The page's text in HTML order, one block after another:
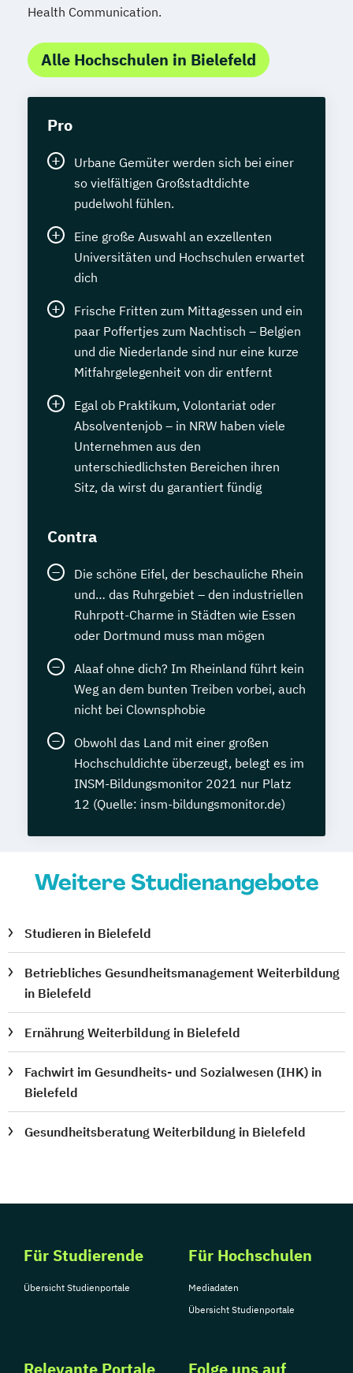
Health Communication.
Alle Hochschulen in Bielefeld
Pro
Urbane Gemüter werden sich bei einer
so vielfältigen Großstadtdichte
pudelwohl fühlen.
Eine große Auswahl an exzellenten
Universitäten und Hochschulen erwartet
dich
Frische Fritten zum Mittagessen und ein
paar Poffertjes zum Nachtisch – Belgien
und die Niederlande sind nur eine kurze
Mitfahrgelegenheit von dir entfernt
Egal ob Praktikum, Volontariat oder
Absolventenjob – in NRW haben viele
Unternehmen aus den
unterschiedlichsten Bereichen ihren
Sitz, da wirst du garantiert fündig
Contra
Die schöne Eifel, der beschauliche Rhein
und… das Ruhrgebiet – den industriellen
Ruhrpott-Charme in Städten wie Essen
oder Dortmund muss man mögen
Alaaf ohne dich? Im Rheinland führt kein
Weg an dem bunten Treiben vorbei, auch
nicht bei Clownsphobie
Obwohl das Land mit einer großen
Hochschuldichte überzeugt, belegt es im
INSM-Bildungsmonitor 2021 nur Platz
12 (Quelle: insm-bildungsmonitor.de)
Weitere Studienangebote
Studieren in Bielefeld
Betriebliches Gesundheitsmanagement Weiterbildung
in Bielefeld
Ernährung Weiterbildung in Bielefeld
Fachwirt im Gesundheits- und Sozialwesen (IHK) in
Bielefeld
Gesundheitsberatung Weiterbildung in Bielefeld
Für Studierende
Übersicht Studienportale
Für Hochschulen
Mediadaten
Übersicht Studienportale
Relevante Portale Folge uns auf